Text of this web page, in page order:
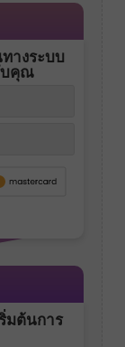
างระบบ
บคุณ
มต้นการ